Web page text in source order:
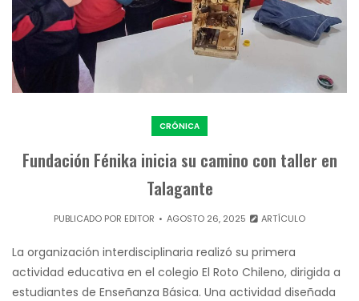
CRÓNICA
Fundación Fénika inicia su camino con taller en
Talagante
PUBLICADO POR EDITOR AGOSTO 26, 2025 ARTÍCULO
La organización interdisciplinaria realizó su primera
actividad educativa en el colegio El Roto Chileno, dirigida a
estudiantes de Enseñanza Básica. Una actividad diseñada